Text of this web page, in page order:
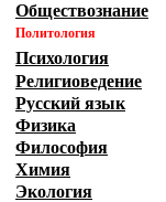
Обществознание
Политология
Психология
Религиоведение
Русский язык
Физика
Философия
Химия
Экология